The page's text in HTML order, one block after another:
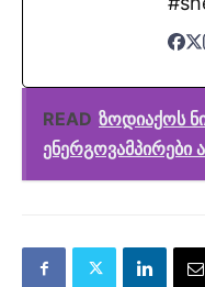
READ ზოდიაქოს
ენერგოვამპირები